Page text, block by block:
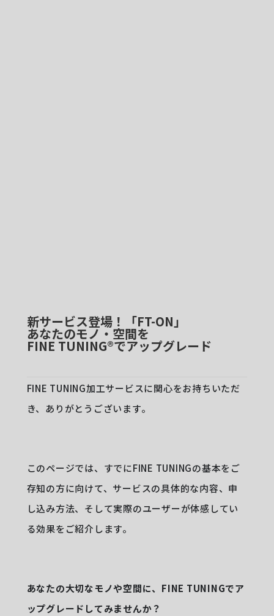
新サービス登場！「FT-ON」
あなたのモノ・空間を
FINE TUNING®︎でアップグレード
FINE TUNING加工サービスに関心をお持ちいただ
き、ありがとうございます。
このページでは、すでにFINE TUNINGの基本をご
存知の方に向けて、サービスの具体的な内容、申
し込み方法、そして実際のユーザーが体感してい
る効果をご紹介します。
あなたの大切なモノや空間に、FINE TUNINGでア
ップグレードしてみませんか？